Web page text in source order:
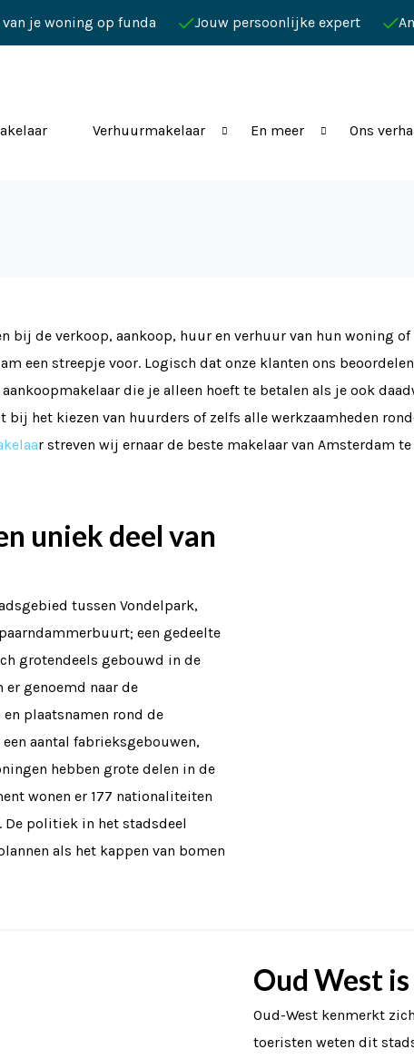
je woning op funda Jouw persoonlijke expert
Verhuurmakelaar En meer Ons
bij de verkoop, aankoop, huur en verhuur van hun woning
een streepje voor. Logisch dat onze klanten ons
die je alleen hoeft te betalen als je ook
het kiezen van huurders of zelfs alle werkzaamheden
r streven wij ernaar de beste makelaar van Amsterdam
uniek deel van
tussen Vondelpark,
een gedeelte
grotendeels gebouwd in de
er genoemd naar de
plaatsnamen rond de
aantal fabrieksgebouwen,
hebben grote delen in de
wonen er 177 nationaliteiten
De politiek in het stadsdeel
als het kappen van bomen
Oud West
Oud-West kenmerkt
toeristen weten dit